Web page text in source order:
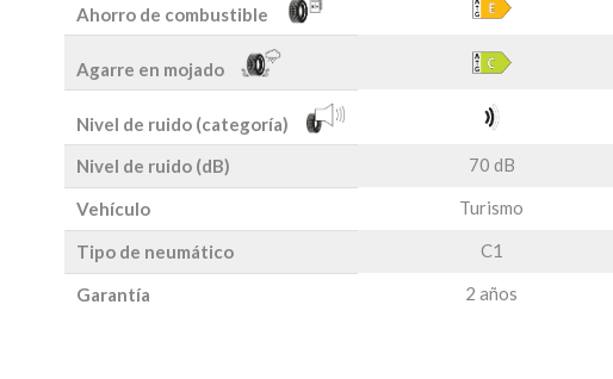
Ahorro de combustible
Agarre en mojado
Nivel de ruido (categoría)
Nivel de ruido (dB)
70 dB
Vehículo Turismo
Tipo de neumático C1
Garantía 2 años